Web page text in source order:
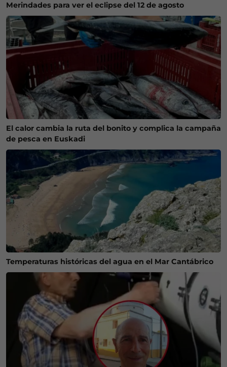
Merindades para ver el eclipse del 12 de agosto
El calor cambia la ruta del bonito y complica la campaña
de pesca en Euskadi
Temperaturas históricas del agua en el Mar Cantábrico